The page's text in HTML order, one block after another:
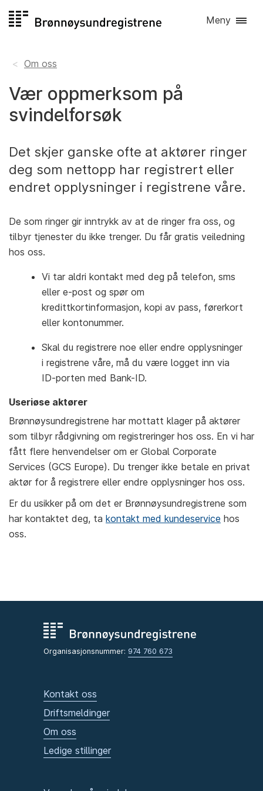
til
Meny
Om oss
Vær oppmerksom på
svindelforsøk
Det skjer ganske ofte at aktører ringer
deg som nettopp har registrert eller
endret opplysninger i registrene våre.
De som ringer gir inntrykk av at de ringer fra oss, og
tilbyr tjenester du ikke trenger. Du får gratis veiledning
hos oss.
Vi tar aldri kontakt med deg på telefon, sms
eller e-post og spør om
kredittkortinformasjon, kopi av pass, førerkort
eller kontonummer.
Skal du registrere noe eller endre opplysninger
i registrene våre, må du være logget inn via
ID-porten med Bank-ID.
Useriøse aktører
Brønnøysundregistrene har mottatt klager på aktører
som tilbyr rådgivning om registreringer hos oss. En vi har
fått flere henvendelser om er Global Corporate
Services (GCS Europe). Du trenger ikke betale en privat
aktør for å registrere eller endre opplysninger hos oss.
Er du usikker på om det er Brønnøysundregistrene som
har kontaktet deg, ta kontakt med kundeservice hos
oss.
Organisasjonsnummer: 974 760 673
Kontakt oss
Driftsmeldinger
Om oss
Ledige stillinger